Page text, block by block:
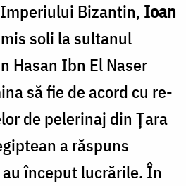
Bizantin, Ioan
soli la sultanul
Hasan Ibn El Naser
să fie de acord cu re­
de pelerinaj din Ţara
a răspuns
început lucrările. În